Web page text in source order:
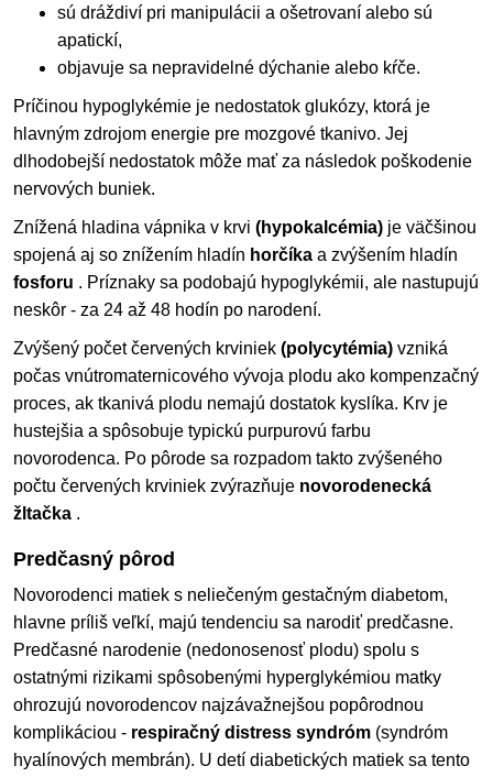
sú dráždiví pri manipulácii a ošetrovaní alebo sú
apatickí,
objavuje sa nepravidelné dýchanie alebo kŕče.
Príčinou hypoglykémie je nedostatok glukózy, ktorá je
hlavným zdrojom energie pre mozgové tkanivo. Jej
dlhodobejší nedostatok môže mať za následok poškodenie
nervových buniek.
Znížená hladina vápnika v krvi (hypokalcémia) je väčšinou
spojená aj so znížením hladín horčíka a zvýšením hladín
fosforu . Príznaky sa podobajú hypoglykémii, ale nastupujú
neskôr - za 24 až 48 hodín po narodení.
Zvýšený počet červených krviniek (polycytémia) vzniká
počas vnútromaternicového vývoja plodu ako kompenzačný
proces, ak tkanivá plodu nemajú dostatok kyslíka. Krv je
hustejšia a spôsobuje typickú purpurovú farbu
novorodenca. Po pôrode sa rozpadom takto zvýšeného
počtu červených krviniek zvýrazňuje novorodenecká
žltačka .
Predčasný pôrod
Novorodenci matiek s neliečeným gestačným diabetom,
hlavne príliš veľkí, majú tendenciu sa narodiť predčasne.
Predčasné narodenie (nedonosenosť plodu) spolu s
ostatnými rizikami spôsobenými hyperglykémiou matky
ohrozujú novorodencov najzávažnejšou popôrodnou
komplikáciou - respiračný distress syndróm (syndróm
hyalínových membrán). U detí diabetických matiek sa tento